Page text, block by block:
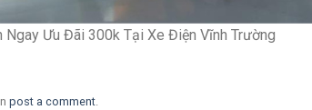
Ngay Ưu Đãi 300k Tại Xe Điện Vĩnh Trường
post a comment.